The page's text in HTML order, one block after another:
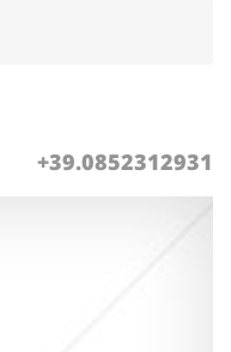
+39.0852312931